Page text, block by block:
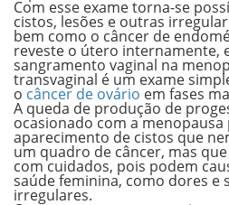
Com esse exame torna-se
cistos, lesões e outras
bem como o câncer de
reveste o útero internamente,
sangramento vaginal na
transvaginal é um exame
o câncer de ovário em fases
A queda de produção de
ocasionado com a
aparecimento de cistos que
um quadro de câncer, mas
com cuidados, pois podem
saúde feminina, como dores e
irregulares.